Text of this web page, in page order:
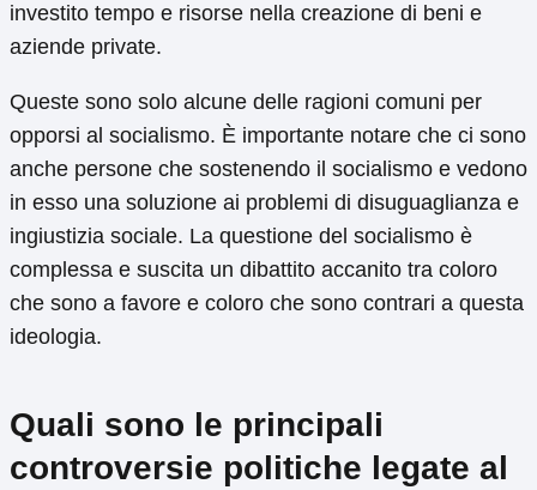
investito tempo e risorse nella creazione di beni e
aziende private.
Queste sono solo alcune delle ragioni comuni per
opporsi al socialismo. È importante notare che ci sono
anche persone che sostenendo il socialismo e vedono
in esso una soluzione ai problemi di disuguaglianza e
ingiustizia sociale. La questione del socialismo è
complessa e suscita un dibattito accanito tra coloro
che sono a favore e coloro che sono contrari a questa
ideologia.
Quali sono le principali
controversie politiche legate al